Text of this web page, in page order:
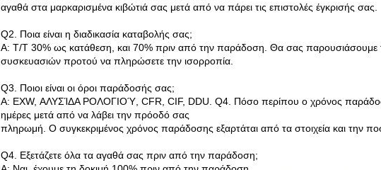
αγαθά στα μαρκαρισμένα κιβώτιά σας μετά από να πάρει τις επιστολές έγκρισής σας.
Q2. Ποια είναι η διαδικασία καταβολής σας;
Α: T/T 30% ως κατάθεση, και 70% πριν από την παράδοση. Θα σας παρουσιάσουμε
συσκευασιών προτού να πληρώσετε την ισορροπία.
Q3. Ποιοι είναι οι όροι παράδοσής σας;
Α: EXW, ΑΛΥΣΊΔΑ ΡΟΛΟΓΙΟΎ, CFR, CIF, DDU. Q4. Πόσο περίπου ο χρόνος
ημέρες μετά από να λάβει την πρόοδό σας
πληρωμή. Ο συγκεκριμένος χρόνος παράδοσης εξαρτάται από τα στοιχεία και την
Q4. Εξετάζετε όλα τα αγαθά σας πριν από την παράδοση;